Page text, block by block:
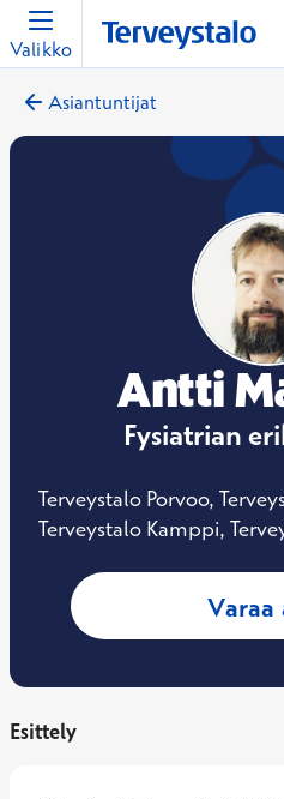
Valikko
Asiantuntijat
Antti
Fysiatrian
Terveystalo Porvoo,
Terveystalo Kamppi,
Varaa
Esittely